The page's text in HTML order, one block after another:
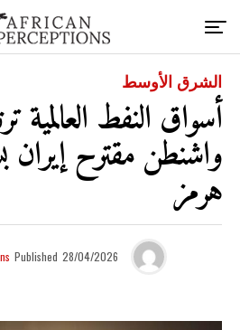
الشرق الأوسط
أسواق النفط
واشنطن مقترح
هرمز
Published 28/04/2026